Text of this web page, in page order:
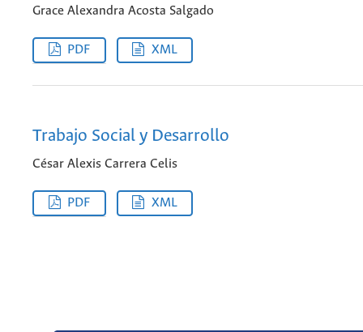
Grace Alexandra Acosta Salgado
PDF XML
Trabajo Social y Desarrollo
César Alexis Carrera Celis
PDF XML